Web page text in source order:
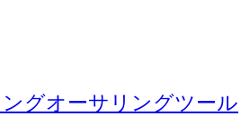
ングオーサリングツール